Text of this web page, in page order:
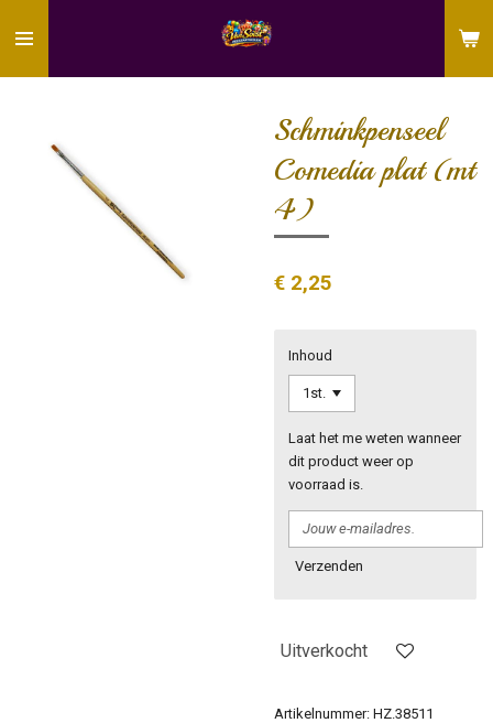
direct
Schminkpenseel
Comedia plat (mt
4)
€ 2,25
Inhoud
Laat het me weten wanneer
dit product weer op
voorraad is.
Verzenden
Uitverkocht
Artikelnummer: HZ.38511